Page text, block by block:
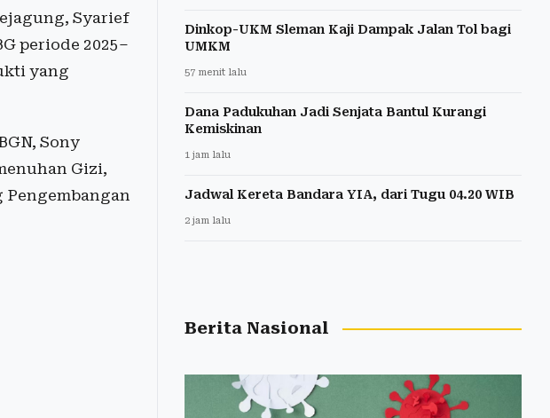
Syarief
periode 2025–
yang
Sony
Gizi,
Pengembangan
Dinkop-UKM Sleman Kaji Dampak Jalan Tol bagi
UMKM
57 menit lalu
Dana Padukuhan Jadi Senjata Bantul Kurangi
Kemiskinan
1 jam lalu
Jadwal Kereta Bandara YIA, dari Tugu 04.20 WIB
2 jam lalu
Berita Nasional